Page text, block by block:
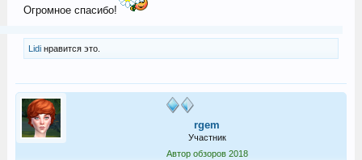
Огромное спасибо!
Lidiнравится это.
rgem
Участник
Автор обзоров 2018